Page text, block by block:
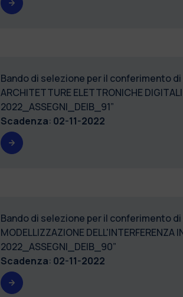
Bando di selezione per il conferimento
ARCHITETTURE ELETTRONICHE
2022_ASSEGNI_DEIB_91”
Scadenza: 02-11-2022
Bando di selezione per il conferimento
MODELLIZZAZIONE DELL'INTERFERENZA
2022_ASSEGNI_DEIB_90”
Scadenza: 02-11-2022